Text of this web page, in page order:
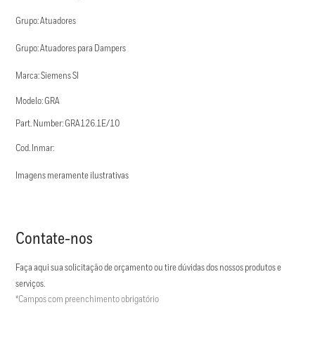
Grupo: Atuadores
Grupo: Atuadores para Dampers
Marca: Siemens SI
Modelo: GRA
Part. Number: GRA126.1E/10
Cod. Inmar:
Imagens meramente ilustrativas
Contate-nos
Faça aqui sua solicitação de orçamento ou tire dúvidas dos nossos produtos e
serviços.
*Campos com preenchimento obrigatório